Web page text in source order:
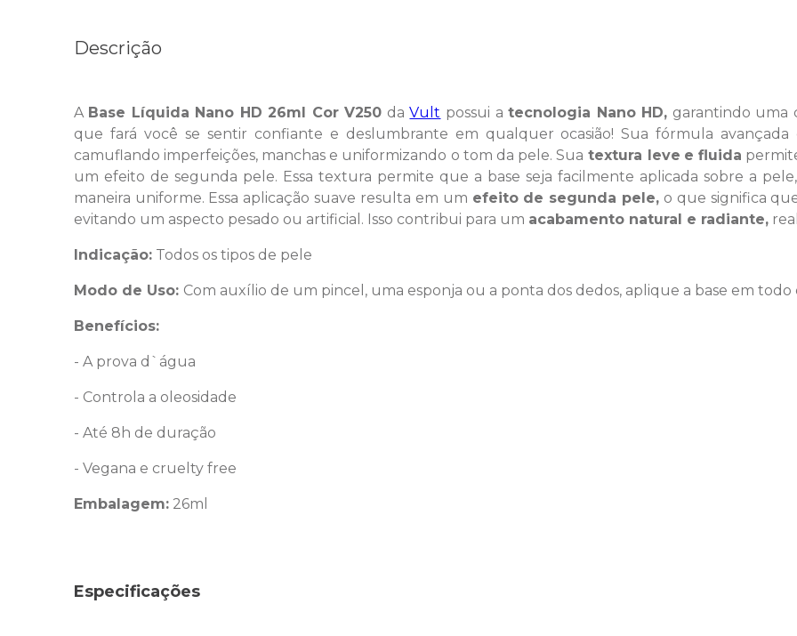
Descrição
A Base Líquida Nano HD 26ml Cor V250 daVult possui atecnologia Nano HD, garantindo uma
que fará você se sentir confiante e deslumbrante em qualquer ocasião! Sua fórmula
camuflando imperfeições, manchas e uniformizando o tom da pele. Sua textura leve e fluida
um efeito de segunda pele. Essa textura permite que a base seja facilmente aplicada sobre a
maneira uniforme. Essa aplicação suave resulta em um efeito de segunda pele, o que significa
evitando um aspecto pesado ou artificial. Isso contribui para um acabamento natural e radiante,
Indicação:Todos os tipos de pele
Modo de Uso: Com auxílio de um pincel, uma esponja ou a ponta dos dedos, aplique a base em
Benefícios:
- A prova d`água
- Controla a oleosidade
- Até 8h de duração
- Vegana e cruelty free
Embalagem:26ml
Especificações